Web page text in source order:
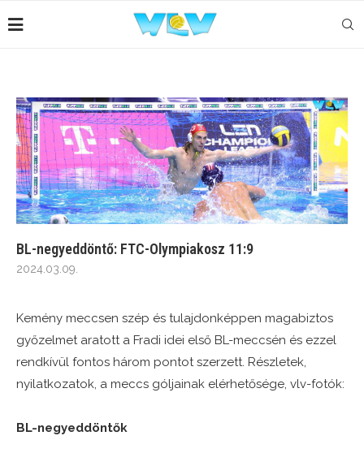
BL-negyeddöntő: FTC-Olympiakosz 11:9
2024.03.09.
Kemény meccsen szép és tulajdonképpen magabiztos
győzelmet aratott a Fradi idei első BL-meccsén és ezzel
rendkívül fontos három pontot szerzett. Részletek,
nyilatkozatok, a meccs góljainak elérhetősége, vlv-fotók:
BL-negyeddöntők